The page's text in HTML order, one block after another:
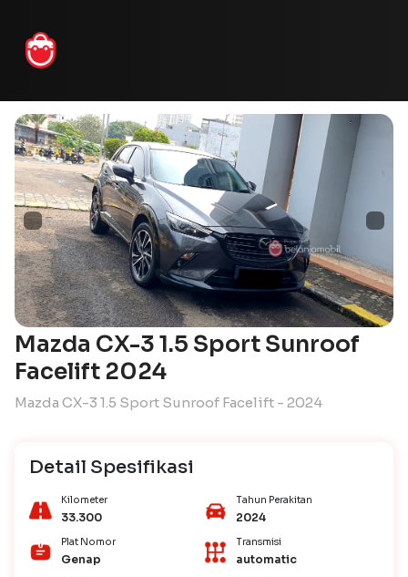
Mazda CX-3 1.5 Sport Sunroof
Facelift 2024
Mazda CX-3 1.5 Sport Sunroof Facelift - 2024
Detail Spesifikasi
Kilometer
33.300
Tahun Perakitan
2024
Plat Nomor
Genap
Transmisi
automatic